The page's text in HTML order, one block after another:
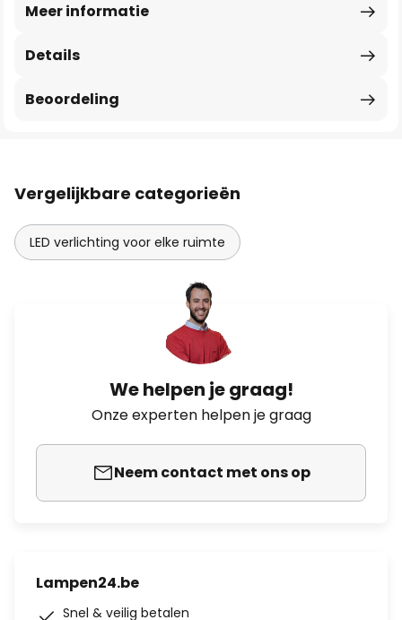
Details
Meer informatie
Beoordeling
Vergelijkbare categorieën
LED verlichting voor elke ruimte
We helpen je graag!
Onze experten helpen je graag
Neem contact met ons op
Lampen24.be
Snel & veilig betalen